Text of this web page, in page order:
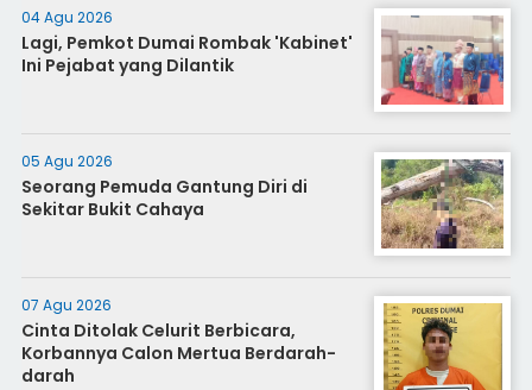
04 Agu 2026
Lagi, Pemkot Dumai Rombak 'Kabinet'
Ini Pejabat yang Dilantik
05 Agu 2026
Seorang Pemuda Gantung Diri di
Sekitar Bukit Cahaya
07 Agu 2026
Cinta Ditolak Celurit Berbicara,
Korbannya Calon Mertua Berdarah-
darah